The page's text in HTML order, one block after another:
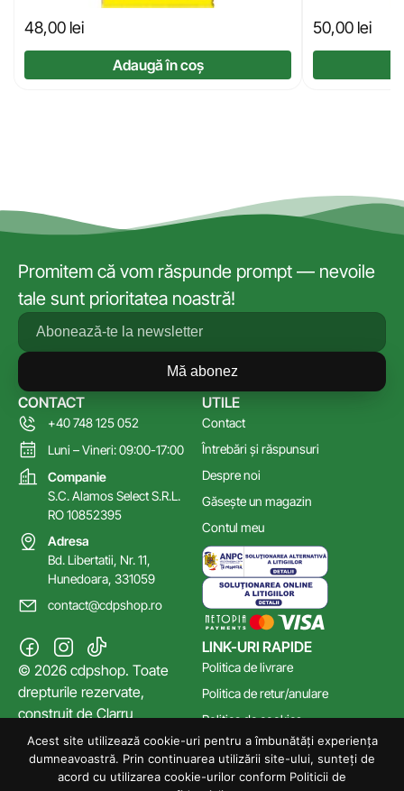
48,00 lei
Adaugă în coș
50,00 lei
Promitem că vom răspunde prompt — nevoile
tale sunt prioritatea noastră!
Mă abonez
LINK-URI RAPIDE
Politica de livrare
Politica de retur/anulare
Politica de cookies
Poltica de confidențialitate
Termeni și Condiții
UTILE
Contact
Întrebări și răspunsuri
Despre noi
Găsește un magazin
Contul meu
CONTACT
+40 748 125 052
Luni – Vineri: 09:00-17:00
Companie
S.C. Alamos Select S.R.L.
RO 10852395
Adresa
Bd. Libertatii, Nr. 11,
Hunedoara, 331059
contact@cdpshop.ro
© 2026 cdpshop. Toate
drepturile rezervate,
construit de Clarru
Acest site utilizează cookie-uri pentru a îmbunătăți experiența
dumneavoastră. Prin continuarea utilizării site-ului, sunteți de
acord cu utilizarea cookie-urilor conform Politicii de